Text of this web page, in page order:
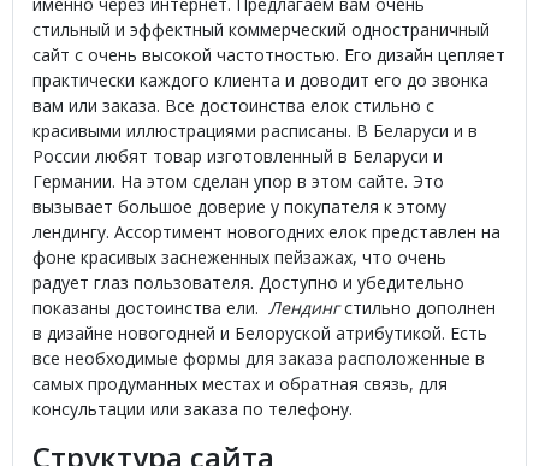
стильный и эффектный коммерческий одностраничный
сайт с очень высокой частотностью. Его дизайн цепляет
практически каждого клиента и доводит его до звонка
вам или заказа. Все достоинства елок стильно с
красивыми иллюстрациями расписаны. В Беларуси и в
России любят товар изготовленный в Беларуси и
Германии. На этом сделан упор в этом сайте. Это
вызывает большое доверие у покупателя к этому
лендингу. Ассортимент новогодних елок представлен на
фоне красивых заснеженных пейзажах, что очень
радует глаз пользователя. Доступно и убедительно
показаны достоинства ели. Лендингстильно дополнен
в дизайне новогодней и Белоруской атрибутикой. Есть
все необходимые формы для заказа расположенные в
самых продуманных местах и обратная связь, для
консультации или заказа по телефону.
Структура сайта